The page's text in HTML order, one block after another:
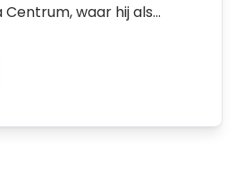
Centrum, waar hij als